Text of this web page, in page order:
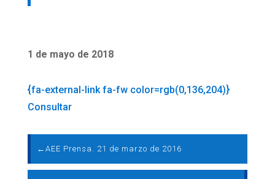
1 de mayo de 2018
{fa-external-link fa-fw color=rgb(0,136,204)}
Consultar
← AEE Prensa. 21 de marzo de 2016